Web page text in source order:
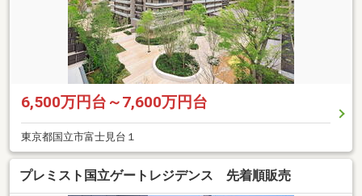
6,500万円台～7,600万円台
東京都国立市富士見台１
プレミスト国立ゲートレジデンス 先着順販売